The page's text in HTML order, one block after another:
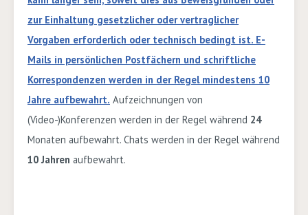
zur Einhaltung gesetzlicher oder vertraglicher
Vorgaben erforderlich oder technisch bedingt ist. E-
Mails in persönlichen Postfächern und schriftliche
Korrespondenzen werden in der Regel mindestens 10
Jahre aufbewahrt. Aufzeichnungen von
(Video-)Konferenzen werden in der Regel während 24
Monaten aufbewahrt. Chats werden in der Regel während
10 Jahren aufbewahrt.